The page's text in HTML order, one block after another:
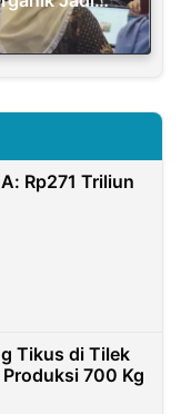
Rp271 Triliun
Tikus di Tilek
700 Kg